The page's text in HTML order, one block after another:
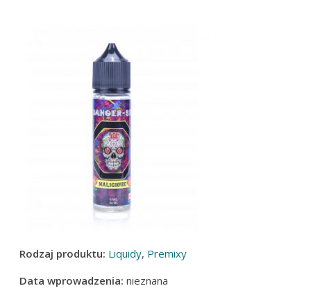
Rodzaj produktu: Liquidy, Premixy
Data wprowadzenia:nieznana